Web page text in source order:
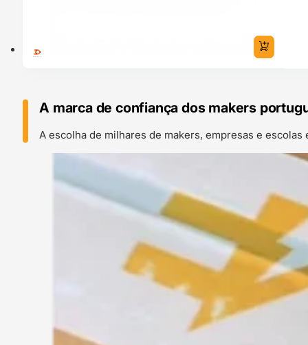
A marca de confiança dos makers
A escolha de milhares de makers, empresas e escolas